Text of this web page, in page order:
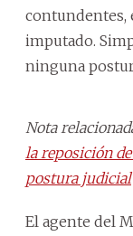
contundentes,
imputado.
ninguna
Nota
la reposición
postura judicial
El agente del